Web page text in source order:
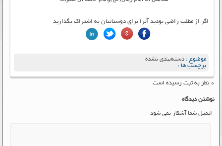
اگر از مطلب راضی بودید آنرا برای دوستانتان به اشتراک بگذارید
موضوع :دسته‌بندی نشده
برچسب ها :
۰ نظر به ثبت رسیده است
نوشتن دیدگاه
ایمیل شما آشکار نمی شود